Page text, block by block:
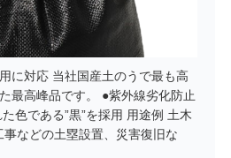
に対応 当社国産土のうで最も高
最高峰品です。 ●紫外線劣化防止
色である”黒”を採用 用途例 土木
などの土塁設置、災害復旧な